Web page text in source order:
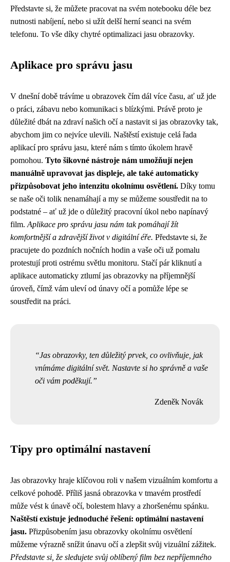
Představte si, že můžete pracovat na svém notebooku déle bez
nutnosti nabíjení, nebo si užít delší herní seanci na svém
telefonu. To vše díky chytré optimalizaci jasu obrazovky.
Aplikace pro správu jasu
V dnešní době trávíme u obrazovek čím dál více času, ať už jde
o práci, zábavu nebo komunikaci s blízkými. Právě proto je
důležité dbát na zdraví našich očí a nastavit si jas obrazovky tak,
abychom jim co nejvíce ulevili. Naštěstí existuje celá řada
aplikací pro správu jasu, které nám s tímto úkolem hravě
pomohou. Tyto šikovné nástroje nám umožňují nejen
manuálně upravovat jas displeje, ale také automaticky
přizpůsobovat jeho intenzitu okolnímu osvětlení. Díky tomu
se naše oči tolik nenamáhají a my se můžeme soustředit na to
podstatné – ať už jde o důležitý pracovní úkol nebo napínavý
film. Aplikace pro správu jasu nám tak pomáhají žít
komfortnější a zdravější život v digitální éře. Představte si, že
pracujete do pozdních nočních hodin a vaše oči už pomalu
protestují proti ostrému světlu monitoru. Stačí pár kliknutí a
aplikace automaticky ztlumí jas obrazovky na příjemnější
úroveň, čímž vám uleví od únavy očí a pomůže lépe se
soustředit na práci.
Jas obrazovky, ten důležitý prvek, co ovlivňuje, jak
vnímáme digitální svět. Nastavte si ho správně a vaše
oči vám poděkují.
Zdeněk Novák
Tipy pro optimální nastavení
Jas obrazovky hraje klíčovou roli v našem vizuálním komfortu a
celkové pohodě. Příliš jasná obrazovka v tmavém prostředí
může vést k únavě očí, bolestem hlavy a zhoršenému spánku.
Naštěstí existuje jednoduché řešení: optimální nastavení
jasu. Přizpůsobením jasu obrazovky okolnímu osvětlení
můžeme výrazně snížit únavu očí a zlepšit svůj vizuální zážitek.
Představte si, že sledujete svůj oblíbený film bez nepříjemného